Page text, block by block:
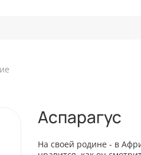
Аспарагус
На своей родине - в